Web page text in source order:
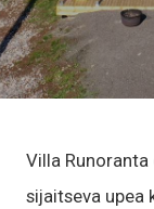
Villa
sijaitseva upea